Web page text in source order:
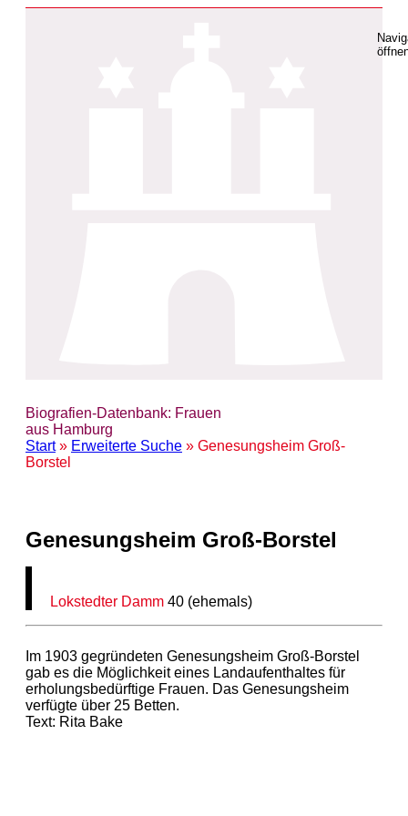
Biografien-Datenbank: Frauen
aus Hamburg
Start» Erweiterte Suche » Genesungsheim Groß-
Borstel
Genesungsheim Groß-Borstel
Lokstedter Damm 40 (ehemals)
Im 1903 gegründeten Genesungsheim Groß-Borstel
gab es die Möglichkeit eines Landaufenthaltes für
erholungsbedürftige Frauen. Das Genesungsheim
verfügte über 25 Betten.
Text: Rita Bake